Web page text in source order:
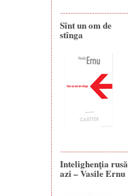
Sînt un om de
stînga
Intelighenţia rusă
azi – Vasile Ernu